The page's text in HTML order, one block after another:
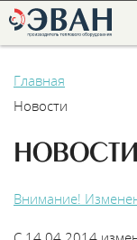
Нижний Новгород
Главная
Новости
НОВОСТИ
Внимание!